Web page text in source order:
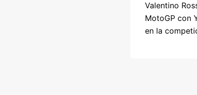
Valentino
MotoGP con
en la